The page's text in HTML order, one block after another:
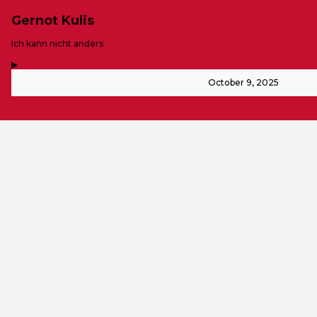
Gernot Kulis
-
Ich kann nicht anders
October 9, 2025